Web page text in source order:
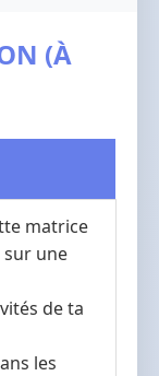
(À
matrice
sur une
de ta
les